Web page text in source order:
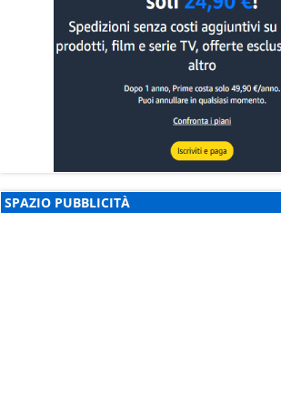
SPAZIO PUBBLICITÀ